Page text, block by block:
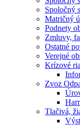
Spoločný
Matričný
Podnety
Zmluvy,
Ostatné
Verejné
Krízové
Zvoz
Tlačivá,